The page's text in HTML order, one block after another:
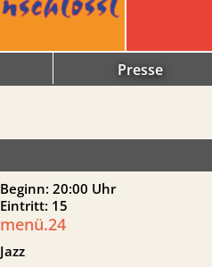
Presse
Beginn: 20:00 Uhr
Eintritt: 15
menü.24
Jazz